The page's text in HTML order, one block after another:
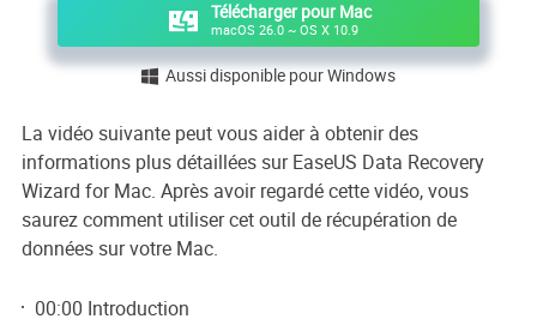
Télécharger pour Mac
macOS 26.0 ~ OS X 10.9
 Aussi disponible pour Windows
La vidéo suivante peut vous aider à obtenir des
informations plus détaillées sur EaseUS Data Recovery
Wizard for Mac. Après avoir regardé cette vidéo, vous
saurez comment utiliser cet outil de récupération de
données sur votre Mac.
00:00 Introduction